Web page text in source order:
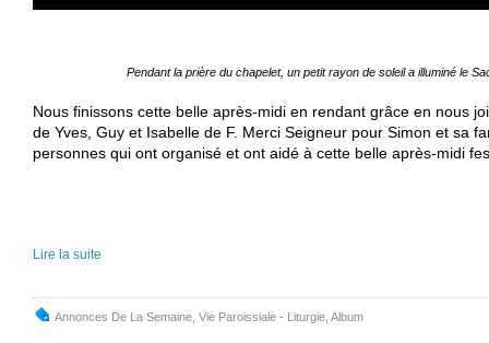
Pendant la prière du chapelet, un petit rayon de soleil a illuminé le
Nous finissons cette belle après-midi en rendant grâce en nous
de Yves, Guy et Isabelle de F. Merci Seigneur pour Simon et sa
personnes qui ont organisé et ont aidé à cette belle après-midi
Lire la suite
Annonces De La Semaine Vie Paroissiale - Liturgie Album